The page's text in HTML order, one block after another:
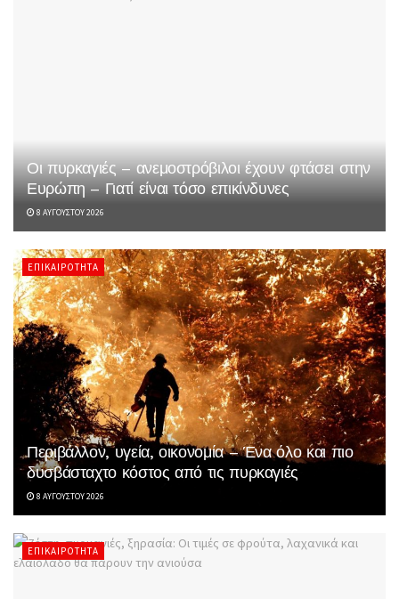
Οι πυρκαγιές – ανεμοστρόβιλοι έχουν φτάσει στην
Ευρώπη – Γιατί είναι τόσο επικίνδυνες
8 ΑΥΓΟΎΣΤΟΥ 2026
ΕΠΙΚΑΙΡΌΤΗΤΑ
Περιβάλλον, υγεία, οικονομία – Ένα όλο και πιο
δυσβάσταχτο κόστος από τις πυρκαγιές
8 ΑΥΓΟΎΣΤΟΥ 2026
ΕΠΙΚΑΙΡΌΤΗΤΑ